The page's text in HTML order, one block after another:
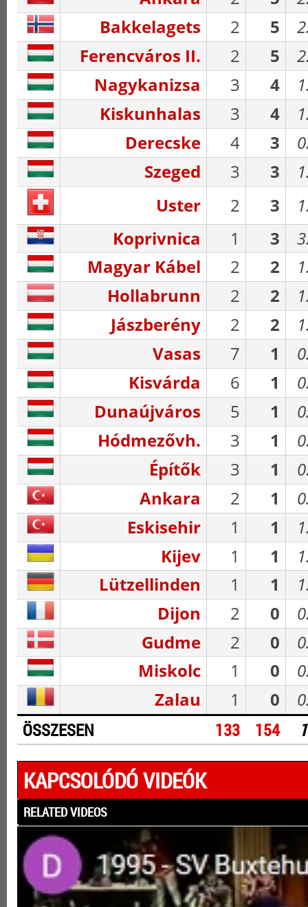
Bakkelagets
2 5
Ferencváros II.
2 5
Nagykanizsa
3 4
Kiskunhalas
3 4
Derecske
4 3
Szeged
3 3
Uster
2 3
Koprivnica
1 3
Magyar Kábel
2 2
Hollabrunn
2 2
Jászberény
2 2
Vasas
7 1
Kisvárda
6 1
Dunaújváros
5 1
Hódmezővh.
3 1
Építők
3 1
Ankara
2 1
Eskisehir
1 1
Kijev
1 1
Lützellinden
1 1
Dijon
2 0
Gudme
2 0
Miskolc
1 0
Zalau
1 0
ÖSSZESEN 133 154
KAPCSOLÓDÓ VIDEÓK
RELATED VIDEOS